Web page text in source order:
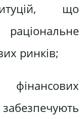
що
ринків;